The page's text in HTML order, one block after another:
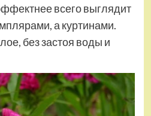
всего выглядит
а куртинами.
без застоя воды и